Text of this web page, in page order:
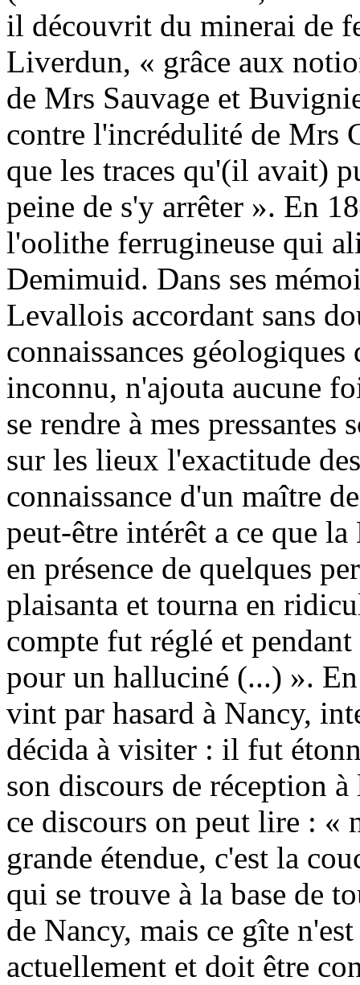
il découvrit du minerai de
Liverdun, « grâce aux
de Mrs Sauvage et
contre l'incrédulité de Mrs
que les traces qu'(il avait)
peine de s'y arrêter ». En
l'oolithe ferrugineuse qui
Demimuid. Dans ses
Levallois accordant sans
connaissances
inconnu, n'ajouta aucune
se rendre à mes
sur les lieux l'exactitude
connaissance d'un maître
peut-être intérêt a ce que
en présence de quelques
plaisanta et tourna en
compte fut réglé et
pour un halluciné (...) ».
vint par hasard à Nancy,
décida à visiter : il fut
son discours de réception
ce discours on peut lire : «
grande étendue, c'est la
qui se trouve à la base de
de Nancy, mais ce gîte
actuellement et doit être